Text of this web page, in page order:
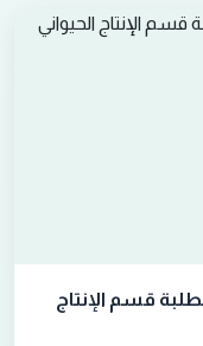
قسم الإنتاج